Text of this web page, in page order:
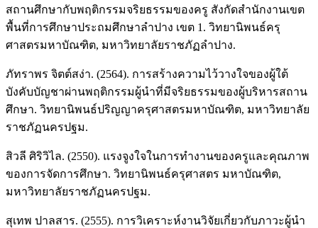
สถานศึกษากับพฤติกรรมจริยธรรมของครู สังกัดสำนักงานเขต
พื้นที่การศึกษาประถมศึกษาลำปาง เขต 1. วิทยานิพนธ์ครุ
ศาสตรมหาบัณฑิต, มหาวิทยาลัยราชภัฏลำปาง.
ภัทราพร จิตต์สง่า. (2564). การสร้างความไว้วางใจของผู้ใต้
บังคับบัญชาผ่านพฤติกรรมผู้นำที่มีจริยธรรมของผู้บริหารสถาน
ศึกษา. วิทยานิพนธ์ปริญญาครุศาสตรมหาบัณฑิต, มหาวิทยาลัย
ราชภัฏนครปฐม.
สิวลี ศิริวิไล. (2550). แรงจูงใจในการทำงานของครูและคุณภาพ
ของการจัดการศึกษา. วิทยานิพนธ์ครุศาสตร มหาบัณฑิต,
มหาวิทยาลัยราชภัฏนครปฐม.
สุเทพ ปาลสาร. (2555). การวิเคราะห์งานวิจัยเกี่ยวกับภาวะผู้นำ